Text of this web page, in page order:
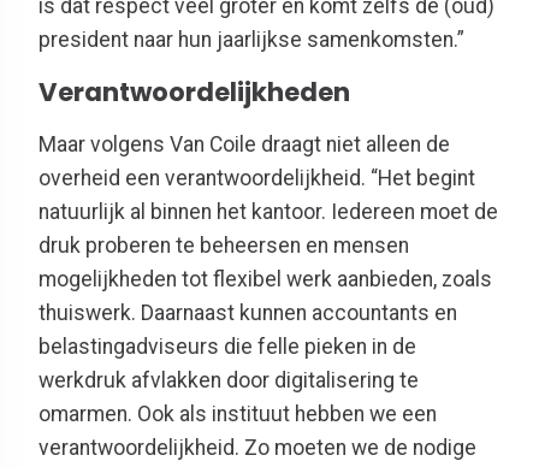
is dat respect veel groter en komt zelfs de (oud)
president naar hun jaarlijkse samenkomsten.”
Verantwoordelijkheden
Maar volgens Van Coile draagt niet alleen de
overheid een verantwoordelijkheid. “Het begint
natuurlijk al binnen het kantoor. Iedereen moet de
druk proberen te beheersen en mensen
mogelijkheden tot flexibel werk aanbieden, zoals
thuiswerk. Daarnaast kunnen accountants en
belastingadviseurs die felle pieken in de
werkdruk afvlakken door digitalisering te
omarmen. Ook als instituut hebben we een
verantwoordelijkheid. Zo moeten we de nodige